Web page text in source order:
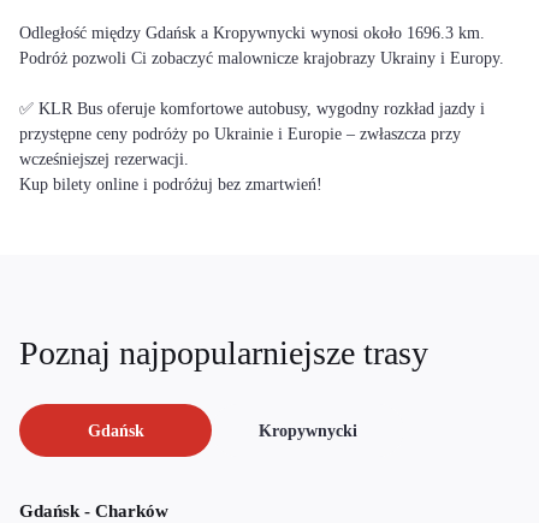
Odległość między Gdańsk a Kropywnycki wynosi około 1696.3 km.
Podróż pozwoli Ci zobaczyć malownicze krajobrazy Ukrainy i Europy.
✅ KLR Bus oferuje komfortowe autobusy, wygodny rozkład jazdy i
przystępne ceny podróży po Ukrainie i Europie – zwłaszcza przy
wcześniejszej rezerwacji.
Kup bilety online i podróżuj bez zmartwień!
Poznaj najpopularniejsze trasy
Gdańsk Kropywnycki
Gdańsk - Charków